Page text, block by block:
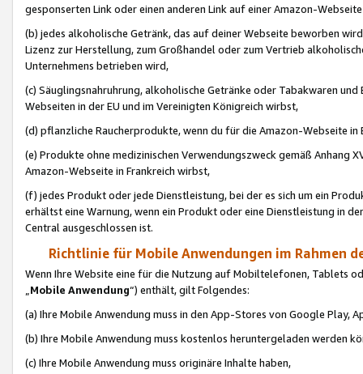
gesponserten Link oder einen anderen Link auf einer Amazon-
(b) jedes alkoholische Getränk, das auf deiner Webseite beworben
Lizenz zur Herstellung, zum Großhandel oder zum Vertrieb
Unternehmens betrieben wird,
(c) Säuglingsnahruhrung, alkoholische Getränke oder Tabakwaren
Webseiten in der EU und im Vereinigten Königreich wirbst,
(d) pflanzliche Raucherprodukte, wenn du für die Amazon-Webseite in
(e) Produkte ohne medizinischen Verwendungszweck gemäß Anhang
Amazon-Webseite in Frankreich wirbst,
(f) jedes Produkt oder jede Dienstleistung, bei der es sich um ein
erhältst eine Warnung, wenn ein Produkt oder eine Dienstleistung in
Central ausgeschlossen ist.
Richtlinie für Mobile Anwendungen im Rahmen
Wenn Ihre Website eine für die Nutzung auf Mobiltelefonen, Tablets
„Mobile Anwendung“) enthält, gilt Folgendes:
(a) Ihre Mobile Anwendung muss in den App-Stores von Google Play,
(b) Ihre Mobile Anwendung muss kostenlos heruntergeladen werden
(c) Ihre Mobile Anwendung muss originäre Inhalte haben,